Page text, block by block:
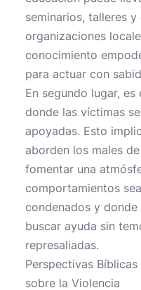
seminarios, talleres
organizaciones
conocimiento
para actuar con
En segundo lugar,
donde las víctimas
apoyadas. Esto
aborden los males
fomentar una
comportamientos
condenados y
buscar ayuda sin
represaliadas.
Perspectivas
sobre la Violencia